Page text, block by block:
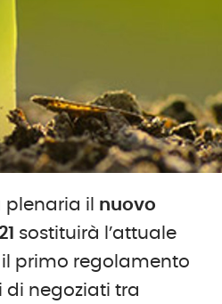
plenaria il nuovo
sostituirà l’attuale
primo regolamento
di negoziati tra